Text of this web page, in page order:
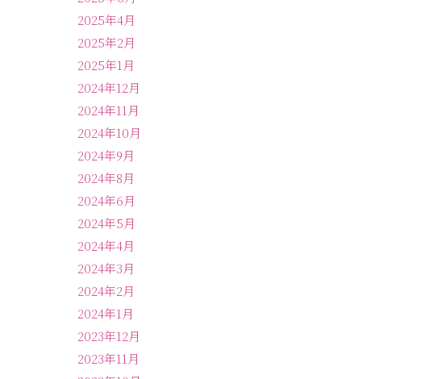
2025年4月
2025年2月
2025年1月
2024年12月
2024年11月
2024年10月
2024年9月
2024年8月
2024年6月
2024年5月
2024年4月
2024年3月
2024年2月
2024年1月
2023年12月
2023年11月